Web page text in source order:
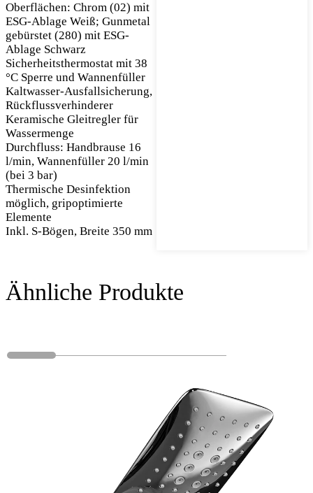
Oberflächen: Chrom (02) mit
ESG-Ablage Weiß; Gunmetal
gebürstet (280) mit ESG-
Ablage Schwarz
Sicherheitsthermostat mit 38
°C Sperre und Wannenfüller
Kaltwasser-Ausfallsicherung,
Rückflussverhinderer
Keramische Gleitregler für
Wassermenge
Durchfluss: Handbrause 16
l/min, Wannenfüller 20 l/min
(bei 3 bar)
Thermische Desinfektion
möglich, gripoptimierte
Elemente
Inkl. S-Bögen, Breite 350 mm
Ähnliche Produkte